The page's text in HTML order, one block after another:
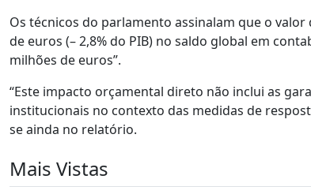
Os técnicos do parlamento assinalam que o
de euros (– 2,8% do PIB) no saldo global em
milhões de euros”.
“Este impacto orçamental direto não inclui as
institucionais no contexto das medidas de
se ainda no relatório.
Mais Vistas